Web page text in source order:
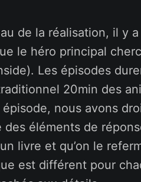
de la réalisation, il y
le héro principal
Les épisodes
20min des
épisode, nous avons
des éléments de
livre et qu’on le
est différent pour